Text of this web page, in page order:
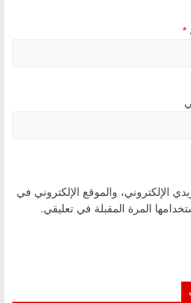
*
الإلكتروني، والموقع الإلكتروني في
المرة المقبلة في تعليقي.